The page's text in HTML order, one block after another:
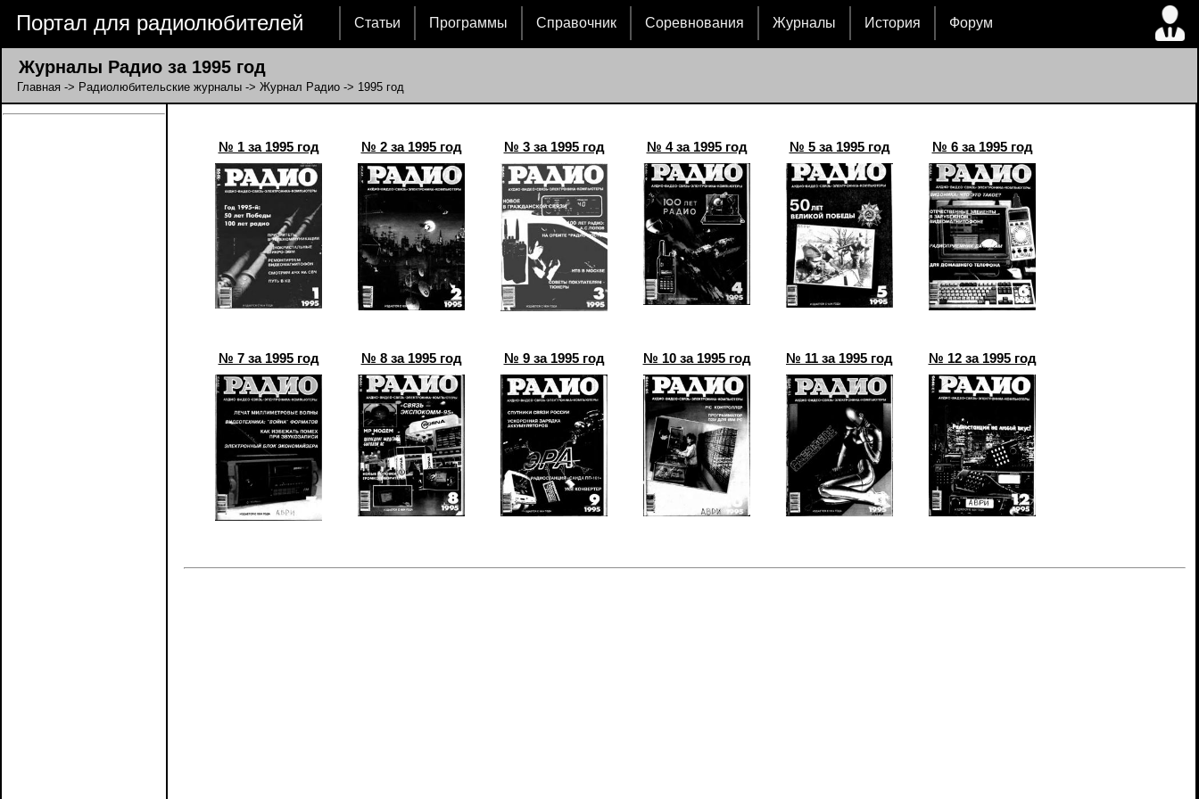
Портал для радиолюбителей Статьи Программы Справочник Соревнования Журналы История Форум
Журналы Радио за 1995 год
Главная -> Радиолюбительские журналы -> Журнал Радио -> 1995 год
№ 1 за 1995 год № 2 за 1995 год № 3 за 1995 год № 4 за 1995 год № 5 за 1995 год № 6 за 1995 год
№ 7 за 1995 год № 8 за 1995 год № 9 за 1995 год № 10 за 1995 год № 11 за 1995 год № 12 за 1995 год